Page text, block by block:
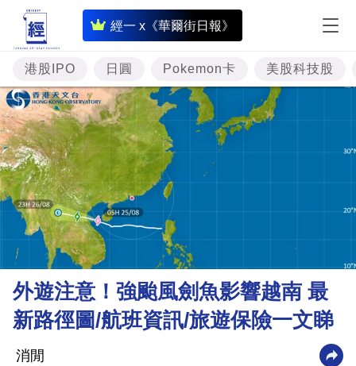
經一 x《華爾街日報》
即
時
財
經
專
題
投
資
樓
市
理
財
商
港股IPO 日圓 Pokemon卡 美股科技股
外遊注意！強颱風劍魚影響越南 最
新路徑圖/航班資訊/旅遊保險一文睇
消閒